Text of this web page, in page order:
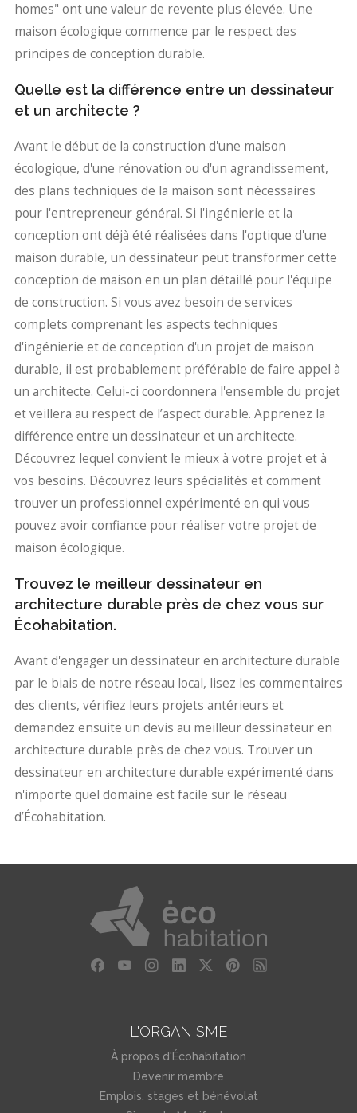
homes" ont une valeur de revente plus élevée. Une
maison écologique commence par le respect des
principes de conception durable.
Quelle est la différence entre un dessinateur
et un architecte ?
Avant le début de la construction d'une maison
écologique, d'une rénovation ou d'un agrandissement,
des plans techniques de la maison sont nécessaires
pour l'entrepreneur général. Si l'ingénierie et la
conception ont déjà été réalisées dans l'optique d'une
maison durable, un dessinateur peut transformer cette
conception de maison en un plan détaillé pour l'équipe
de construction. Si vous avez besoin de services
complets comprenant les aspects techniques
d'ingénierie et de conception d'un projet de maison
durable, il est probablement préférable de faire appel à
un architecte. Celui-ci coordonnera l'ensemble du projet
et veillera au respect de l’aspect durable. Apprenez la
différence entre un dessinateur et un architecte.
Découvrez lequel convient le mieux à votre projet et à
vos besoins. Découvrez leurs spécialités et comment
trouver un professionnel expérimenté en qui vous
pouvez avoir confiance pour réaliser votre projet de
maison écologique.
Trouvez le meilleur dessinateur en
architecture durable près de chez vous sur
Écohabitation.
Avant d'engager un dessinateur en architecture durable
par le biais de notre réseau local, lisez les commentaires
des clients, vérifiez leurs projets antérieurs et
demandez ensuite un devis au meilleur dessinateur en
architecture durable près de chez vous. Trouver un
dessinateur en architecture durable expérimenté dans
n'importe quel domaine est facile sur le réseau
d’Écohabitation.
L'ORGANISME
À propos d'Écohabitation
Devenir membre
Emplois, stages et bénévolat